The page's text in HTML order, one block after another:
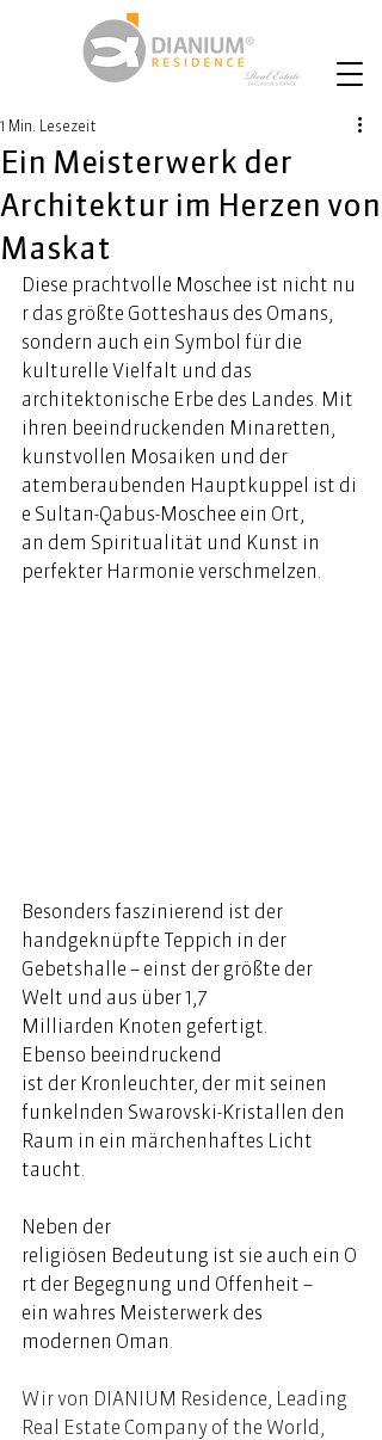
Ein Meisterwerk der
Architektur im Herzen von
Maskat
1 Min. Lesezeit
Diese prachtvolle Moschee ist nicht nu
r das größte Gotteshaus des Omans,
sondern auch ein Symbol für die
kulturelle Vielfalt und das
architektonische Erbe des Landes. Mit
ihren beeindruckenden Minaretten,
kunstvollen Mosaiken und der
atemberaubenden Hauptkuppel ist di
e Sultan-Qabus-Moschee ein Ort,
an dem Spiritualität und Kunst in
perfekter Harmonie verschmelzen.
Besonders faszinierend ist der
handgeknüpfte Teppich in der
Gebetshalle – einst der größte der
Welt und aus über 1,7
Milliarden Knoten gefertigt.
Ebenso beeindruckend
ist der Kronleuchter, der mit seinen
funkelnden Swarovski-Kristallen den
Raum in ein märchenhaftes Licht
taucht.
Neben der
religiösen Bedeutung ist sie auch ein O
rt der Begegnung und Offenheit –
ein wahres Meisterwerk des
modernen Oman.
Wir von DIANIUM Residence, Leading
Real Estate Company of the World,